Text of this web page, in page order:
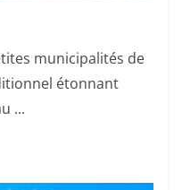
municipalités de
étonnant
...